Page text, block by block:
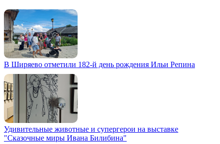
В Ширяево отметили 182-й день рождения Ильи Репина
Удивительные животные и супергерои на выставке
"Сказочные миры Ивана Билибина"